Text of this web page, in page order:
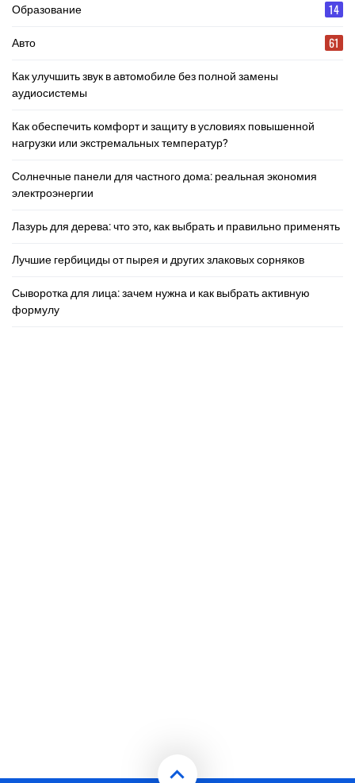
Образование 14
Авто 61
Как улучшить звук в автомобиле без полной замены
аудиосистемы
Как обеспечить комфорт и защиту в условиях повышенной
нагрузки или экстремальных температур?
Солнечные панели для частного дома: реальная экономия
электроэнергии
Лазурь для дерева: что это, как выбрать и правильно применять
Лучшие гербициды от пырея и других злаковых сорняков
Сыворотка для лица: зачем нужна и как выбрать активную
формулу